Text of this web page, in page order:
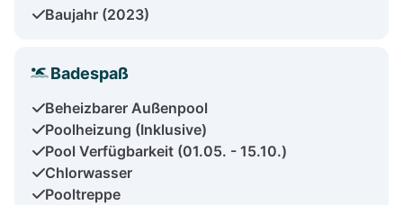
Baujahr (2023)
Badespaß
Beheizbarer Außenpool
Poolheizung (Inklusive)
Pool Verfügbarkeit (01.05. - 15.10.)
Chlorwasser
Pooltreppe